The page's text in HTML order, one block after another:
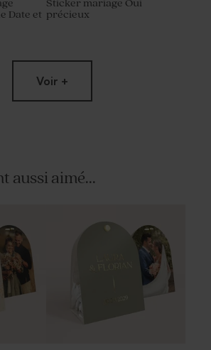
Date et
Sticker mariage Oui
précieux
Voir +
aussi aimé...